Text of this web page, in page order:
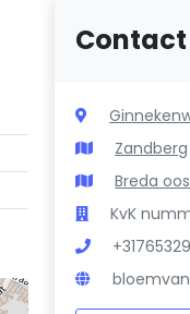
Contact
Zandberg
Breda
KvK